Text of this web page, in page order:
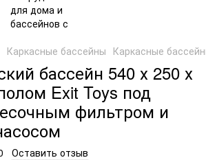
Каркасные бассейны Каркасные
бассейн 540 х 250 х
Exit Toys под
фильтром и
Оставить отзыв